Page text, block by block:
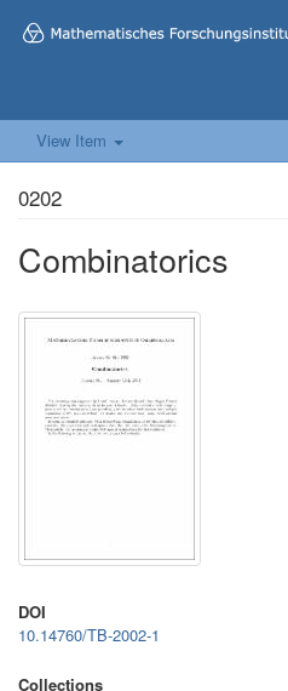
View Item
0202
Combinatorics
DOI
10.14760/TB-2002-1
Collections